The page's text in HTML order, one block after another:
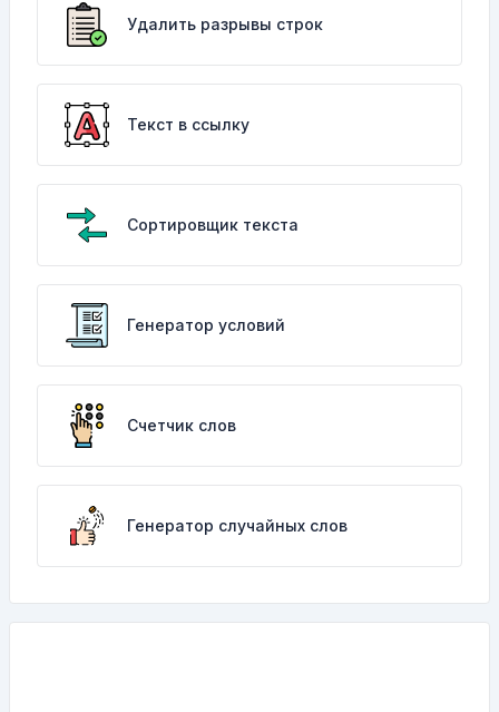
Удалить разрывы строк
Текст в ссылку
Сортировщик текста
Генератор условий
Счетчик слов
Генератор случайных слов